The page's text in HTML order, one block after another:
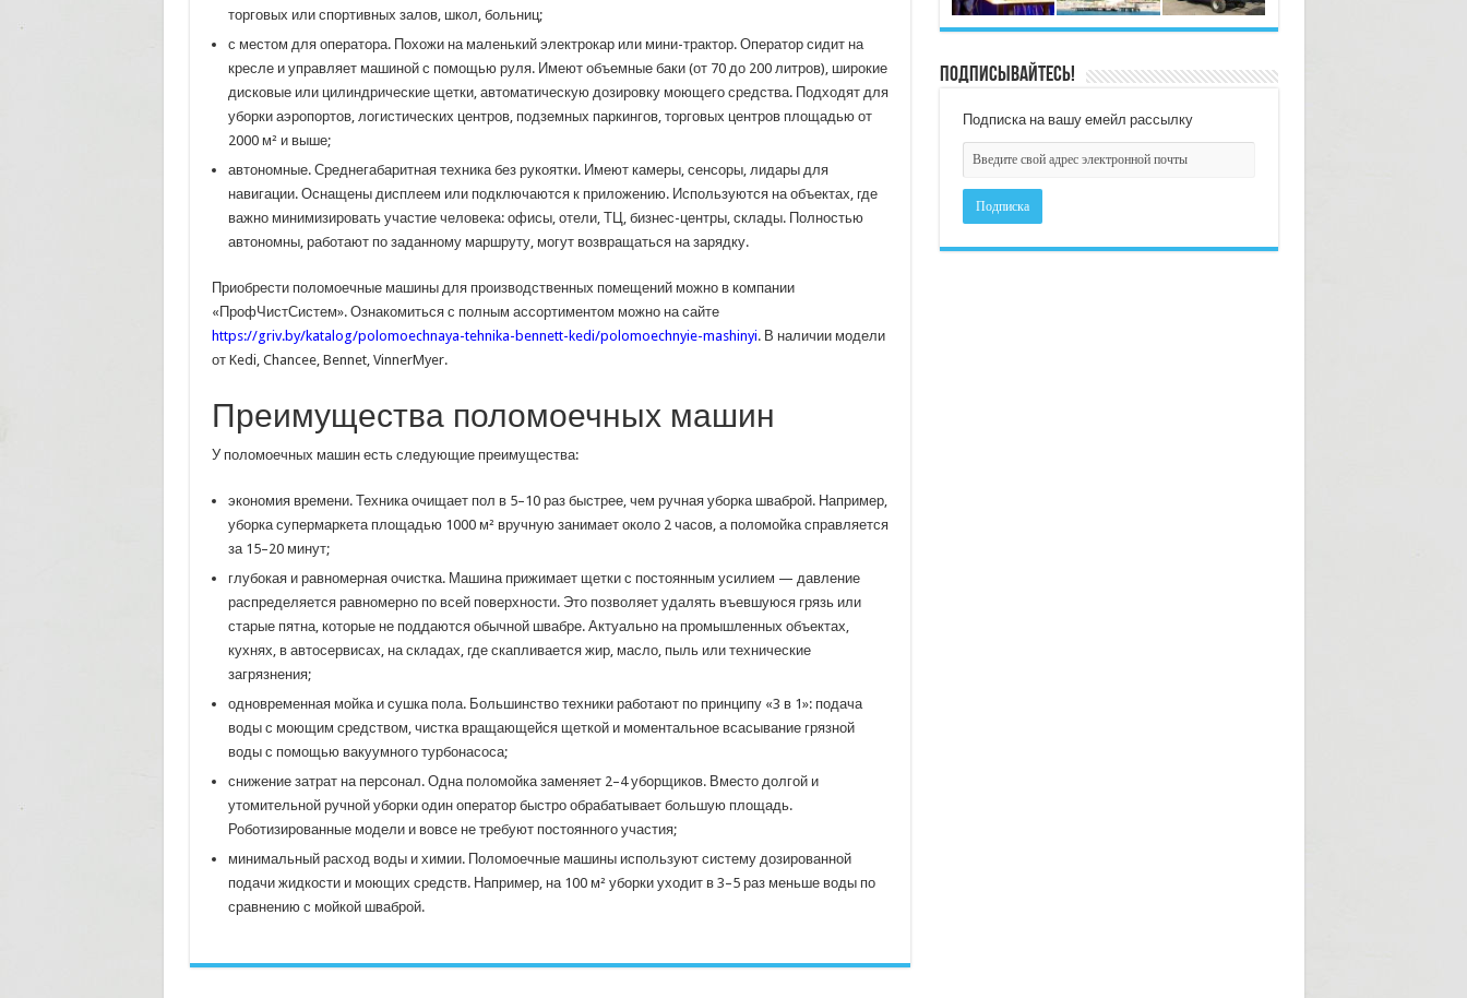
торговых или спортивных залов, школ, больниц;
с местом для оператора. Похожи на маленький электрокар или мини-трактор. Оператор сидит на
кресле и управляет машиной с помощью руля. Имеют объемные баки (от 70 до 200 литров), широкие
дисковые или цилиндрические щетки, автоматическую дозировку моющего средства. Подходят для
уборки аэропортов, логистических центров, подземных паркингов, торговых центров площадью от
2000 м² и выше;
автономные. Среднегабаритная техника без рукоятки. Имеют камеры, сенсоры, лидары для
навигации. Оснащены дисплеем или подключаются к приложению. Используются на объектах, где
важно минимизировать участие человека: офисы, отели, ТЦ, бизнес-центры, склады. Полностью
автономны, работают по заданному маршруту, могут возвращаться на зарядку.
Приобрести поломоечные машины для производственных помещений можно в компании
«ПрофЧистСистем». Ознакомиться с полным ассортиментом можно на сайте
https://griv.by/katalog/polomoechnaya-tehnika-bennett-kedi/polomoechnyie-mashinyi. В наличии модели
от Kedi, Chancee, Bennet, VinnerMyer.
Преимущества поломоечных машин
У поломоечных машин есть следующие преимущества:
экономия времени. Техника очищает пол в 5–10 раз быстрее, чем ручная уборка шваброй. Например,
уборка супермаркета площадью 1000 м² вручную занимает около 2 часов, а поломойка справляется
за 15–20 минут;
глубокая и равномерная очистка. Машина прижимает щетки с постоянным усилием — давление
распределяется равномерно по всей поверхности. Это позволяет удалять въевшуюся грязь или
старые пятна, которые не поддаются обычной швабре. Актуально на промышленных объектах,
кухнях, в автосервисах, на складах, где скапливается жир, масло, пыль или технические
загрязнения;
одновременная мойка и сушка пола. Большинство техники работают по принципу «3 в 1»: подача
воды с моющим средством, чистка вращающейся щеткой и моментальное всасывание грязной
воды с помощью вакуумного турбонасоса;
снижение затрат на персонал. Одна поломойка заменяет 2–4 уборщиков. Вместо долгой и
утомительной ручной уборки один оператор быстро обрабатывает большую площадь.
Роботизированные модели и вовсе не требуют постоянного участия;
минимальный расход воды и химии. Поломоечные машины используют систему дозированной
подачи жидкости и моющих средств. Например, на 100 м² уборки уходит в 3–5 раз меньше воды по
сравнению с мойкой шваброй.
Подписывайтесь!
Подписка на вашу емейл рассылку